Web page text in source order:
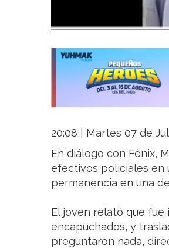
20:08 | Martes 07 de
En diálogo con Fénix,
efectivos policiales en
permanencia en una
El joven relató que
encapuchados, y
preguntaron nada,